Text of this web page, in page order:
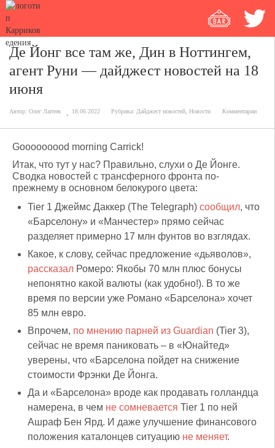
Де Йонг все там же, Дин в Ноттингем,
агент Руни — дайджест новостей на 18
июня
Автор: Олег Лаптев 18.06.2022 Рубрика: Дайджест новостей Новости Комментарии
Gooooooood morning Carrick!
Итак, что тут у нас? Правильно, слухи о Де Йонге.
Сводка новостей с трансферного фронта по-
прежнему в основном белокурого цвета:
Tier 1 Джеймс Даккер (The Telegraph) сообщил, что
«Барселону» и «Манчестер» прямо сейчас
разделяет примерно 17 млн фунтов во взглядах.
Какое, к слову, сейчас предложение «дьяволов»,
рассказал Ромеро: Якобы 70 млн плюс бонусы
непонятно какой валюты (как удобно!). В то же
время по версии уже Романо «Барселона» хочет
85 млн евро.
Впрочем, по мнению парней из Guardian (Tier 3),
сейчас не время паниковать – в «Юнайтед»
уверены, что «Барселона пойдет на снижение
стоимости Фрэнки Де Йонга.
Да и «Барселона» вроде как продавать голландца
намерена, в чем не сомневается Tier 1 по ней
Ашраф Бен Ярд. И даже улучшение финансового
положения каталонцев ситуацию не меняет.